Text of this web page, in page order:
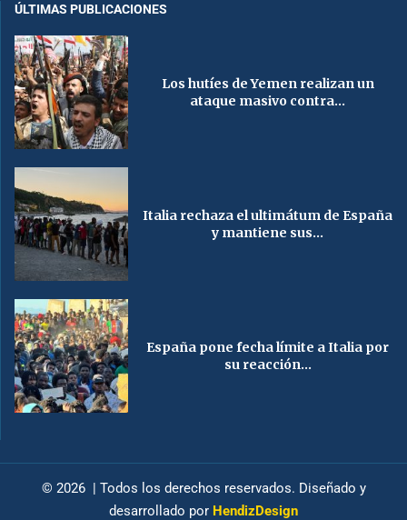
ÚLTIMAS PUBLICACIONES
Los hutíes de Yemen realizan un
ataque masivo contra...
Italia rechaza el ultimátum de España
y mantiene sus...
España pone fecha límite a Italia por
su reacción...
© 2026 | Todos los derechos reservados. Diseñado y
desarrollado por HendizDesign